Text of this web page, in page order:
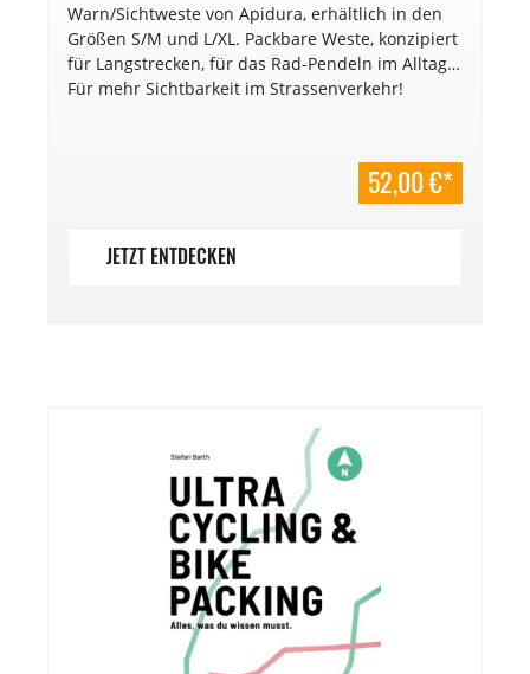
Warn/Sichtweste von Apidura, erhältlich in den
Größen S/M und L/XL. Packbare Weste, konzipiert
für Langstrecken, für das Rad-Pendeln im Alltag.
Für mehr Sichtbarkeit im Strassenverkehr!
52,00 €*
JETZT ENTDECKEN